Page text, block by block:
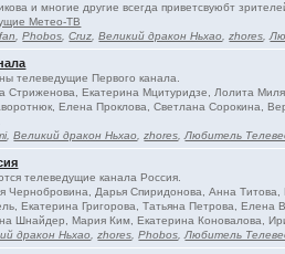
и многие другие всегда приветсвуюбт
Метео-ТВ
,Phobos ,Cruz ,Великий дракон Ньхао ,zhores ,
телеведущие Первого канала.
Стриженова, Екатерина Мцитуридзе, Лолита
Елена Проклова, Светлана
,Великий дракон Ньхао ,zhores ,Любитель
телеведущие канала Россия.
Чернобровина, Дарья Спиридонова, Анна
Екатерина Григорова, Татьяна Петрова,
Шнайдер, Мария Ким, Екатерина Коновалова,
дракон Ньхао ,zhores ,Phobos ,Любитель